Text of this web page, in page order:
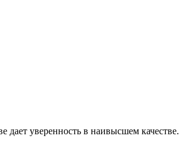
уверенность в наивысшем качестве.